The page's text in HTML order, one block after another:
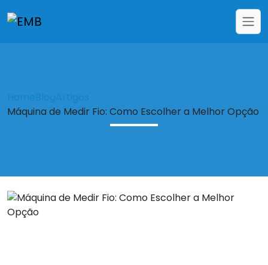
Home Blog
Artigos
Máquina de Medir Fio: Como Escolher a Melhor Opção